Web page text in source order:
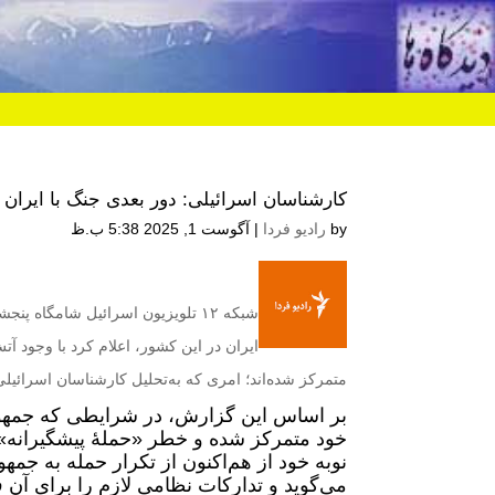
کارشناسان اسرائیلی: دور بعدی جنگ با
by رادیو فردا | آگوست 1, 2025 5:38 ب.ظ
ایران در این کشور، اعلام کرد با وجود
متمرکز شده‌اند؛ امری که به‌تحلیل کارشناسان
بر اساس این گزارش، در شرایطی که
خود متمرکز شده و خطر «حملۀ
نوبه خود از هم‌اکنون از تکرار حمله به
می‌گوید و تدارکات نظامی لازم را برای